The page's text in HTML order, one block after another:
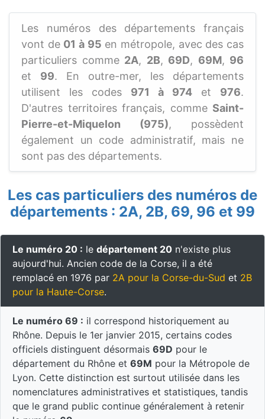
Les numéros des départements français
vont de 01 à 95 en métropole, avec des cas
particuliers comme 2A, 2B, 69D, 69M, 96
et 99. En outre-mer, les départements
utilisent les codes 971 à 974 et 976.
D'autres territoires français, comme Saint-
Pierre-et-Miquelon (975), possèdent
également un code administratif, mais ne
sont pas des départements.
Les cas particuliers des numéros de
départements : 2A, 2B, 69, 96 et 99
Le numéro 20 : le département 20 n'existe plus
aujourd'hui. Ancien code de la Corse, il a été
remplacé en 1976 par 2A pour la Corse-du-Sud et 2B
pour la Haute-Corse.
Le numéro 69 : il correspond historiquement au
Rhône. Depuis le 1er janvier 2015, certains codes
officiels distinguent désormais 69D pour le
département du Rhône et 69M pour la Métropole de
Lyon. Cette distinction est surtout utilisée dans les
nomenclatures administratives et statistiques, tandis
que le grand public continue généralement à retenir